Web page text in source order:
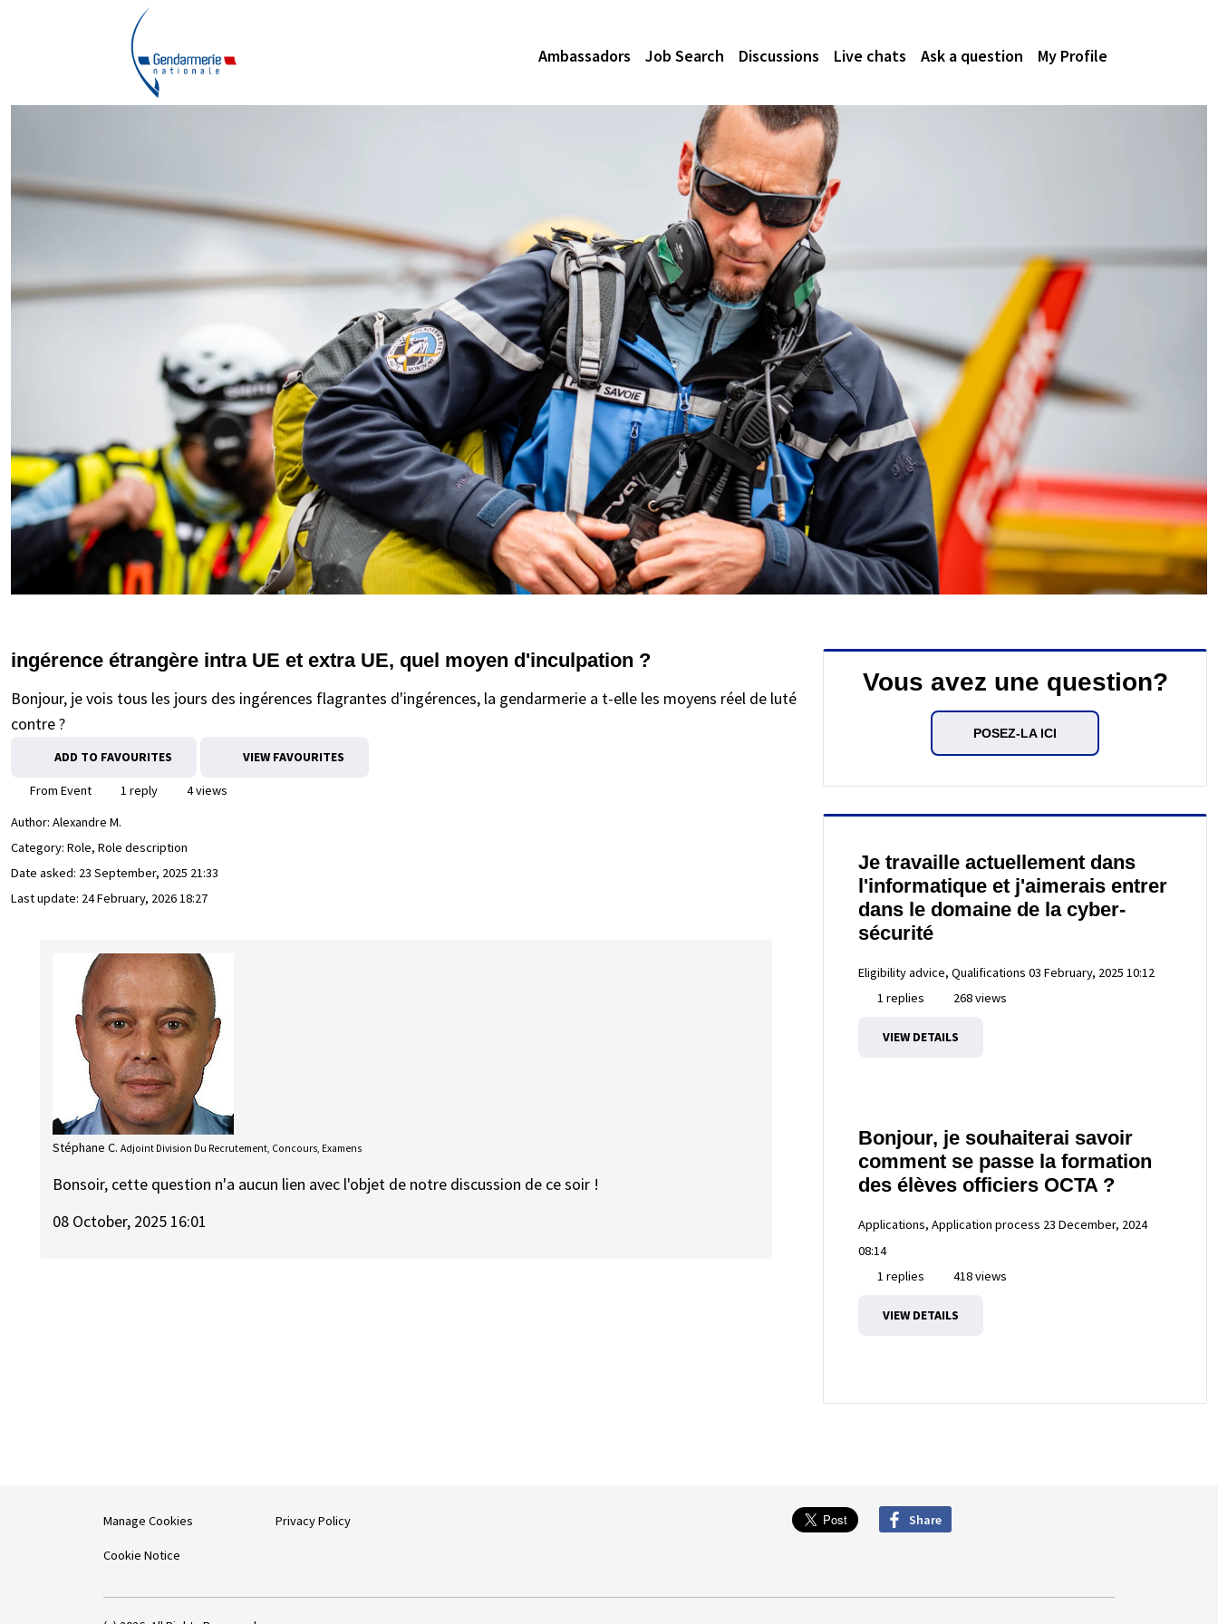
Ambassadors Job Search Discussions Live chats Ask a question My Profile
ingérence étrangère intra UE et extra UE, quel moyen d'inculpation ?
Bonjour, je vois tous les jours des ingérences flagrantes d'ingérences, la gendarmerie a t-elle les moyens réel de luté
contre ?
ADD TO FAVOURITES VIEW FAVOURITES
From Event 1 reply
4 views
Author: Alexandre M.
Category: Role, Role description
Date asked: 23 September, 2025 21:33
Last update: 24 February, 2026 18:27
Stéphane C. Adjoint Division Du Recrutement, Concours, Examens
Bonsoir, cette question n'a aucun lien avec l'objet de notre discussion de ce soir !
08 October, 2025 16:01
Vous avez une question?
POSEZ-LA ICI
Je travaille actuellement dans
l'informatique et j'aimerais entrer
dans le domaine de la cyber-
sécurité
Eligibility advice, Qualifications 03 February, 2025 10:12
1 replies
268 views
VIEW DETAILS
Bonjour, je souhaiterai savoir
comment se passe la formation
des élèves officiers OCTA ?
Applications, Application process 23 December, 2024
08:14
1 replies
418 views
VIEW DETAILS
Manage Cookies
Cookie Notice
Privacy Policy Share